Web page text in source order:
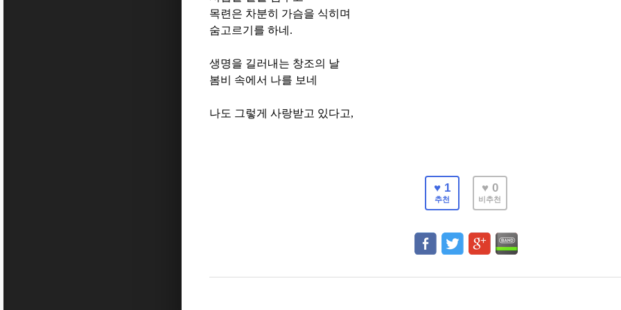
목련은 차분히 가슴을 식히며
숨고르기를 하네 .
생명을 길러내는 창조의 날
봄비 속에서 나를 보네
나도 그렇게 사랑받고 있다고,
♥ 1
추천
♥ 0
비추천